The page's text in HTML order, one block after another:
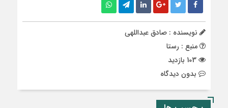
نویسنده : صادق عبداللهی
منبع : رستا
بدون دیدگاه